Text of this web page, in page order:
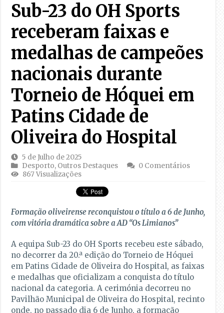
Sub-23 do OH Sports
receberam faixas e
medalhas de campeões
nacionais durante
Torneio de Hóquei em
Patins Cidade de
Oliveira do Hospital
5 de Julho de 2025
Desporto, Outros Destaques
0 Comentários
867 Visualizações
Formação oliveirense reconquistou o título a 6 de Junho,
com vitória dramática sobre a AD “Os Limianos”
A equipa Sub-23 do OH Sports recebeu este sábado,
no decorrer da 20.ª edição do Torneio de Hóquei
em Patins Cidade de Oliveira do Hospital, as faixas
e medalhas que oficializam a conquista do título
nacional da categoria. A cerimónia decorreu no
Pavilhão Municipal de Oliveira do Hospital, recinto
onde, no passado dia 6 de Junho, a formação